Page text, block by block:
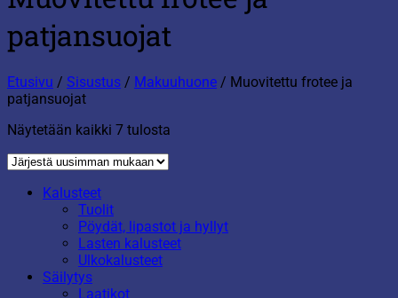
patjansuojat
Etusivu / Sisustus / Makuuhuone / Muovitettu frotee ja
patjansuojat
Näytetään kaikki 7 tulosta
Kalusteet
Tuolit
Pöydät, lipastot ja hyllyt
Lasten kalusteet
Ulkokalusteet
Säilytys
Laatikot